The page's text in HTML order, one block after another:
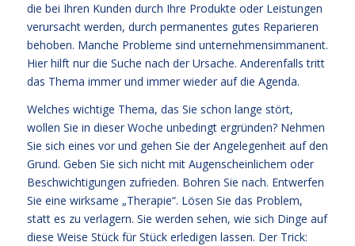
die bei Ihren Kunden durch Ihre Produkte oder Leistungen
verursacht werden, durch permanentes gutes Reparieren
behoben. Manche Probleme sind unternehmensimmanent.
Hier hilft nur die Suche nach der Ursache. Anderenfalls tritt
das Thema immer und immer wieder auf die Agenda.
Welches wichtige Thema, das Sie schon lange stört,
wollen Sie in dieser Woche unbedingt ergründen? Nehmen
Sie sich eines vor und gehen Sie der Angelegenheit auf den
Grund. Geben Sie sich nicht mit Augenscheinlichem oder
Beschwichtigungen zufrieden. Bohren Sie nach. Entwerfen
Sie eine wirksame „Therapie“. Lösen Sie das Problem,
statt es zu verlagern. Sie werden sehen, wie sich Dinge auf
diese Weise Stück für Stück erledigen lassen. Der Trick: